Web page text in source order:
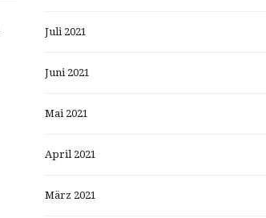
Juli 2021
Juni 2021
Mai 2021
April 2021
März 2021